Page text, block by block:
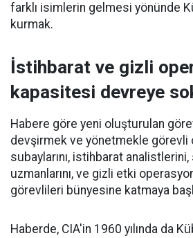
farklı isimlerin gelmesi yönünde
kurmak.
İstihbarat ve gizli
kapasitesi devreye
Habere göre yeni oluşturulan
devşirmek ve yönetmekle görevli
subaylarını, istihbarat
uzmanlarını, ve gizli etki
görevlileri bünyesine katmaya
Haberde, CIA'in 1960 yılında da